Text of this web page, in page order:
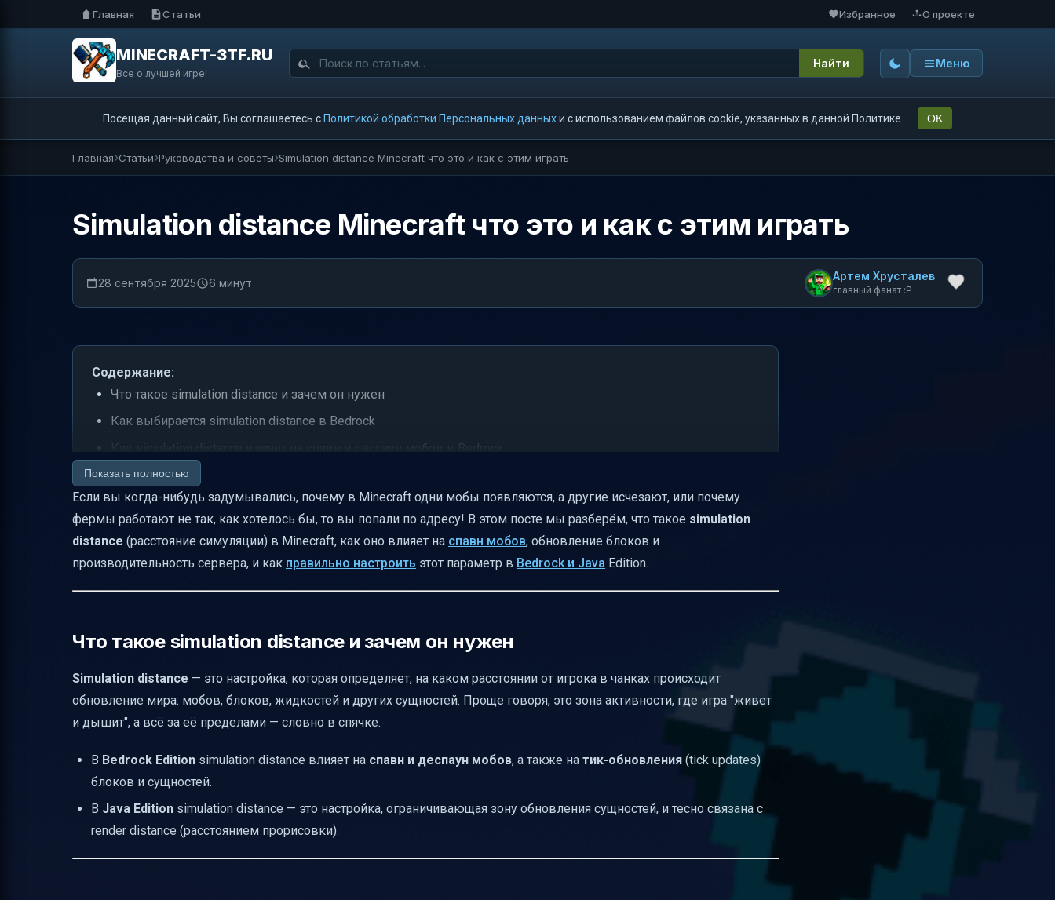
Главная Статьи Избранное О проекте
MINECRAFT-3TF.RU
Все о лучшей игре!
Найти Меню
Посещая данный сайт, Вы соглашаетесь с Политикой обработки Персональных данныхи с использованием файлов cookie, указанных в данной Политике. OK
Главная Статьи Руководства и советы Simulation distance Minecraft что это и как с этим играть
Simulation distance Minecraft что это и как с этим играть
28 сентября 2025 6 минут Артем Хрусталев
главный фанат :P
Содержание:
Что такое simulation distance и зачем он нужен
Как выбирается simulation distance в Bedrock
Как simulation distance влияет на спавн и деспаун мобов в Bedrock
Тик-обновления и их зона в Bedrock
Особенности спавна мобов и вероятность
Мобы с persistence и рыбы
Практические советы по настройке simulation distance
Полезные ссылки
Показать полностью
Если вы когда-нибудь задумывались, почему в Minecraft одни мобы появляются, а другие исчезают, или почему
фермы работают не так, как хотелось бы, то вы попали по адресу! В этом посте мы разберём, что такое simulation
distance (расстояние симуляции) в Minecraft, как оно влияет на спавн мобов, обновление блоков и
производительность сервера, и как правильно настроить этот параметр в Bedrock и Java Edition.
Что такое simulation distance и зачем он нужен
Simulation distance — это настройка, которая определяет, на каком расстоянии от игрока в чанках происходит
обновление мира: мобов, блоков, жидкостей и других сущностей. Проще говоря, это зона активности, где игра "живет
и дышит", а всё за её пределами — словно в спячке.
В Bedrock Edition simulation distance влияет на спавн и деспаун мобов, а также на тик-обновления (tick updates)
блоков и сущностей.
В Java Edition simulation distance — это настройка, ограничивающая зону обновления сущностей, и тесно связана с
render distance (расстоянием прорисовки).